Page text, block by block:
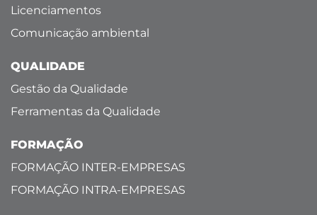
Licenciamentos
Comunicação ambiental
QUALIDADE
Gestão da Qualidade
Ferramentas da Qualidade
FORMAÇÃO
FORMAÇÃO INTER-EMPRESAS
FORMAÇÃO INTRA-EMPRESAS